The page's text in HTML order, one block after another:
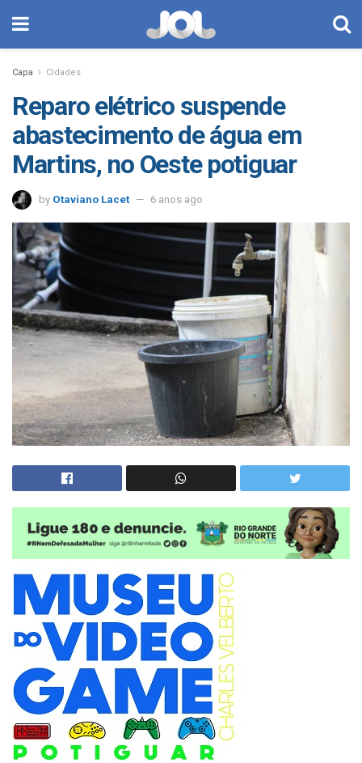
Capa Cidades
Reparo elétrico suspende
abastecimento de água em
Martins, no Oeste potiguar
by Otaviano Lacet 6 anos ago